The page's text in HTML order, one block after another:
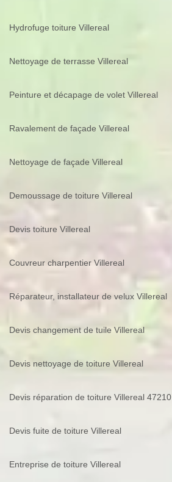
Hydrofuge toiture Villereal
Nettoyage de terrasse Villereal
Peinture et décapage de volet Villereal
Ravalement de façade Villereal
Nettoyage de façade Villereal
Demoussage de toiture Villereal
Devis toiture Villereal
Couvreur charpentier Villereal
Réparateur, installateur de velux Villereal
Devis changement de tuile Villereal
Devis nettoyage de toiture Villereal
Devis réparation de toiture Villereal 47210
Devis fuite de toiture Villereal
Entreprise de toiture Villereal